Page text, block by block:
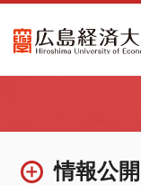
情報公開